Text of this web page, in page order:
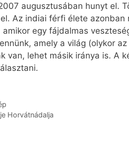
augusztusában hunyt el.
Az indiai férfi élete
egy fájdalmas
amely a világ (olykor
van, lehet másik iránya is. A
Horvátnádalja